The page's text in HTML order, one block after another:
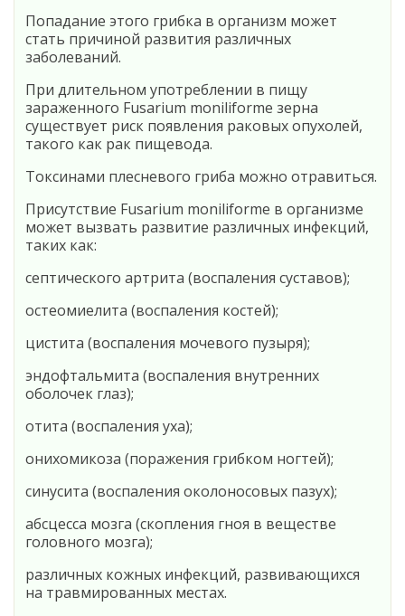
Попадание этого грибка в организм может
стать причиной развития различных
заболеваний.
При длительном употреблении в пищу
зараженного Fusarium moniliforme зерна
существует риск появления раковых опухолей,
такого как рак пищевода.
Токсинами плесневого гриба можно отравиться.
Присутствие Fusarium moniliforme в организме
может вызвать развитие различных инфекций,
таких как:
септического артрита (воспаления суставов);
остеомиелита (воспаления костей);
цистита (воспаления мочевого пузыря);
эндофтальмита (воспаления внутренних
оболочек глаз);
отита (воспаления уха);
онихомикоза (поражения грибком ногтей);
синусита (воспаления околоносовых пазух);
абсцесса мозга (скопления гноя в веществе
головного мозга);
различных кожных инфекций, развивающихся
на травмированных местах.